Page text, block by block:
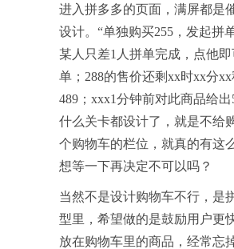
进入拼多多的页面，满屏都是
设计。“单独购买255，发起拼
某人只差1人拼单完成，点他
单；288的售价还剩xx时xx分
489；xxx1分钟前对此商品给
什么关卡都设计了，就是不给
个购物车的栏位，就真的有这
想等一下再决定不可以吗？
当然不是设计购物车不行，是
型里，希望做的是鼓励用户更
放在购物车里的商品，经常忘